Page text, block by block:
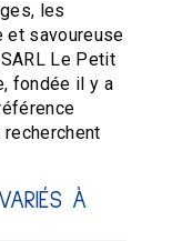
les
et savoureuse
Le Petit
fondée il y a
À